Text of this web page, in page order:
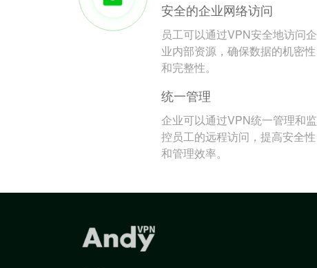
安全的企业网络访问
员工可以通过VPN安全地访问企
业内部资源，确保数据的机密性
和完整性。
统一管理
企业可以通过VPN统一管理和监
控员工的远程访问，提高安全性
和管理效率。